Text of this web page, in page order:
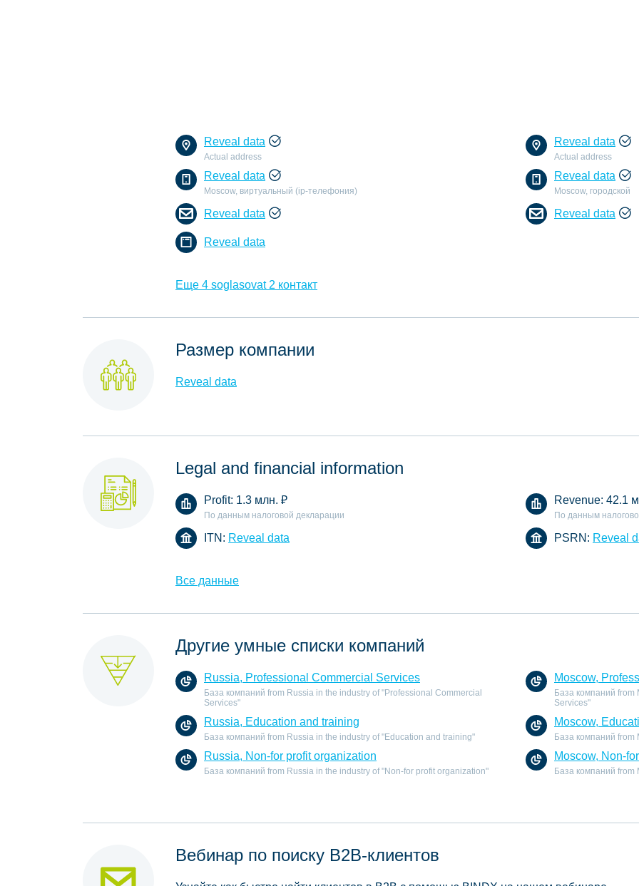
Reveal data
Actual address
Reveal data
Actual address
Reveal data
Moscow, виртуальный (ip-телефония)
Reveal data
Moscow, городской
Reveal data Reveal data
Reveal data
Еще 4 soglasovat 2 контакт
Размер компании
Reveal data
Legal and financial information
Profit: 1.3 млн. ₽
По данным налоговой декларации
Revenue: 42.1
По данным
ITN: Reveal data PSRN: Reveal
Все данные
Другие умные списки компаний
Russia, Professional Commercial Services
База компаний from Russia in the industry of "Professional Commercial
Services"
Moscow,
База компаний from
Services"
Russia, Education and training
База компаний from Russia in the industry of "Education and training"
Moscow,
База компаний from
Russia, Non-for profit organization
База компаний from Russia in the industry of "Non-for profit organization"
Moscow, Non-
База компаний from
Вебинар по поиску B2B-клиентов